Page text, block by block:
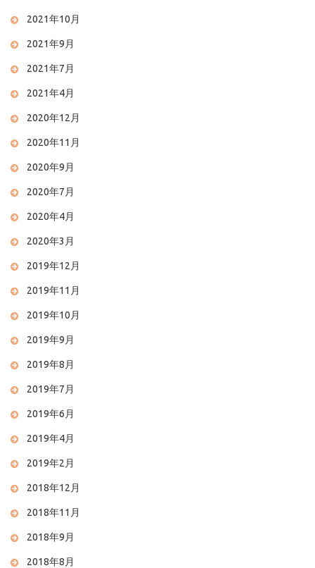
2021年10月
2021年9月
2021年7月
2021年4月
2020年12月
2020年11月
2020年9月
2020年7月
2020年4月
2020年3月
2019年12月
2019年11月
2019年10月
2019年9月
2019年8月
2019年7月
2019年6月
2019年4月
2019年2月
2018年12月
2018年11月
2018年9月
2018年8月